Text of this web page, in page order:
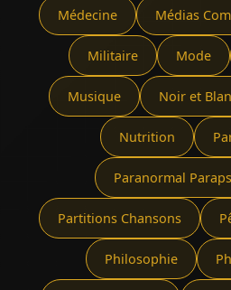
Médecine Médias
Militaire Mode
Musique Noir et
Nutrition
Paranormal
Partitions Chansons
Philosophie